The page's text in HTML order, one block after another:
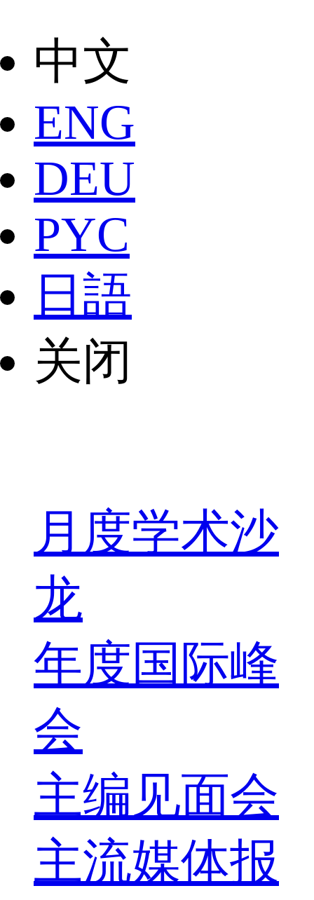
中文
ENG
DEU
РYC
日語
关闭
月度学术沙
龙
年度国际峰
会
主编见面会
主流媒体报